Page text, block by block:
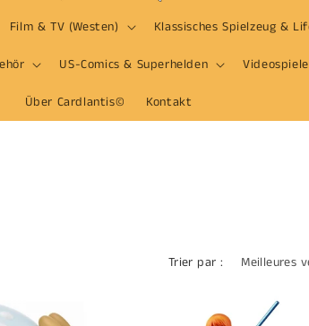
Film & TV (Westen) Klassisches Spielzeug &
US-Comics & Superhelden
Über Cardlantis© Kontakt
Trier par :